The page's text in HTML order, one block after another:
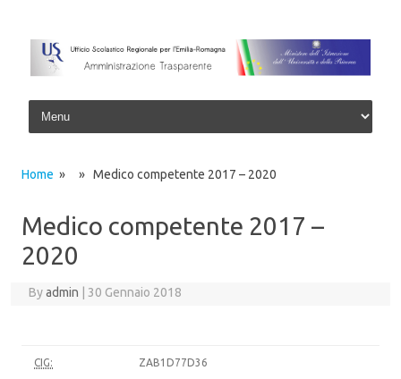
Skip to content
Home » » Medico competente 2017 – 2020
Medico competente 2017 –
2020
Byadmin 30 Gennaio 2018
CIG: ZAB1D77D36